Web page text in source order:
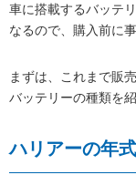
車に搭載するバッテ
なるので、購入前に
まずは、これまで販
バッテリーの種類を
ハリアーの年